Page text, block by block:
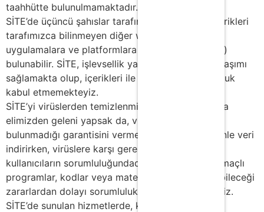
taahhütte bulunulmamaktadır.
SİTE’de üçüncü şahıslar tarafından işletilen ve içerikleri
tarafımızca bilinmeyen diğer web sitelerine,
uygulamalara ve platformlara köprüler (hyperlink)
bulunabilir. SİTE, işlevsellik yalnızca bu sitelere ulaşımı
sağlamakta olup, içerikleri ile ilgili hiçbir sorumluluk
kabul etmemekteyiz.
SİTE’yi virüslerden temizlenmiş tutmak konusunda
elimizden geleni yapsak da, virüslerin tamamen
bulunmadığı garantisini vermemekteyiz. Bu nedenle veri
indirirken, virüslere karşı gerekli önlemi almak,
kullanıcıların sorumluluğundadır. Virüs vb. kötü amaçlı
programlar, kodlar veya materyallerin sebep olabileceği
zararlardan dolayı sorumluluk kabul etmemekteyiz.
SİTE’de sunulan hizmetlerde, kusur veya hata